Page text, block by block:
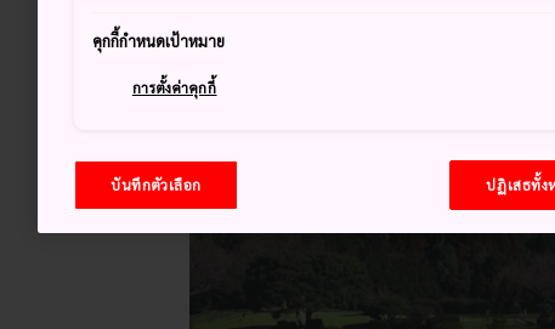
คุกกี้กำหนดเป้าหมาย
การตั้งค่าคุกกี้
บันทึกตัวเลือก ปฏิเสธทั้ง